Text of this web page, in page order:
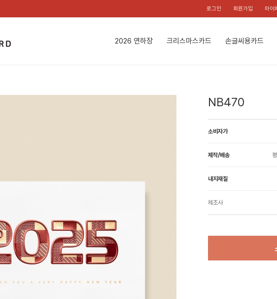
로그인 회원가입 마이
2026 연하장 크리스마스카드 손글씨용카드
NB470
소비자가
제작/배송
내지재질
제조사